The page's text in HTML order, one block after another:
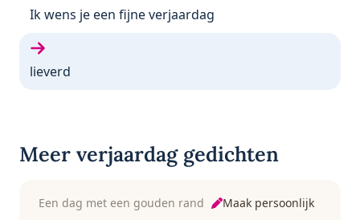
Vorige gedicht:
Ik wens je een fijne verjaardag
Volgende gedicht:
lieverd
Meer verjaardag gedichten
Een dag met een gouden rand Maak persoonlijk